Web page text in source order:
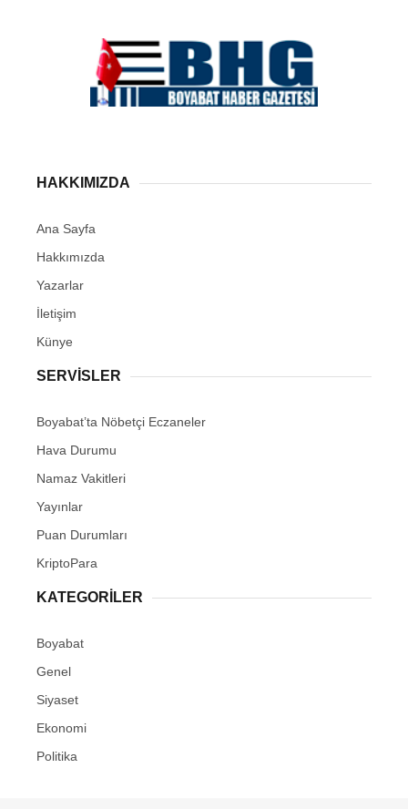
HAKKIMIZDA
Ana Sayfa
Hakkımızda
Yazarlar
İletişim
Künye
SERVISLER
Boyabat’ta Nöbetçi Eczaneler
Hava Durumu
Namaz Vakitleri
Yayınlar
Puan Durumları
KriptoPara
KATEGORILER
Boyabat
Genel
Siyaset
Ekonomi
Politika